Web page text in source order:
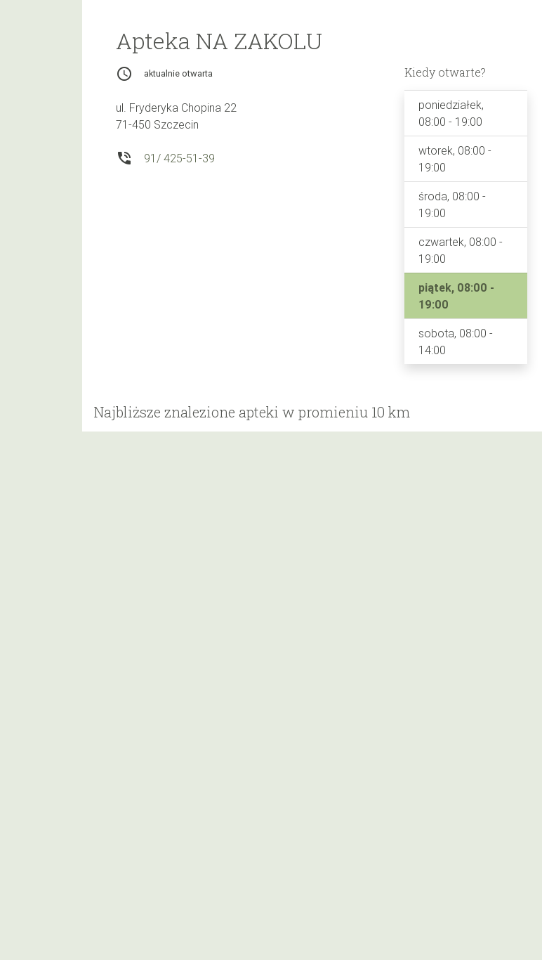
Apteka NA ZAKOLU
access_time aktualnie otwarta
ul. Fryderyka Chopina 22
71-450 Szczecin
phone_in_talk 91/ 425-51-39
Kiedy otwarte?
poniedziałek,
08:00 - 19:00
wtorek, 08:00 -
19:00
środa, 08:00 -
19:00
czwartek, 08:00 -
19:00
piątek, 08:00 -
19:00
sobota, 08:00 -
14:00
Najbliższe znalezione apteki w promieniu 10 km